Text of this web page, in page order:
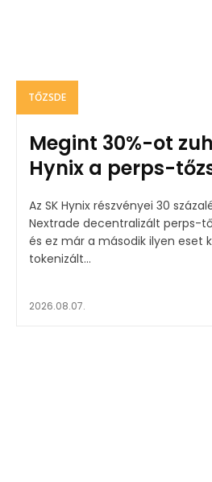
TŐZSDE
Megint 30%-ot
Hynix a perps-
Az SK Hynix részvényei 30
Nextrade decentralizált perps-
és ez már a második ilyen eset két
tokenizált...
2026.08.07.